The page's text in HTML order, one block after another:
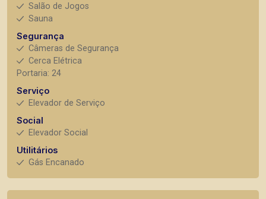
Salão de Jogos
Sauna
Segurança
Câmeras de Segurança
Cerca Elétrica
Portaria: 24
Serviço
Elevador de Serviço
Social
Elevador Social
Utilitários
Gás Encanado